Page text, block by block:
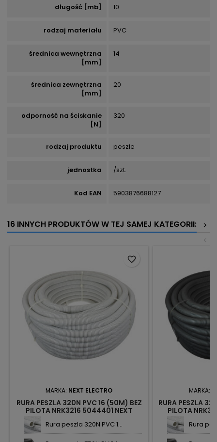
długość [mb] 10
rodzaj materiału PVC
średnica wewnętrzna
[mm]
14
średnica zewnętrzna
[mm]
20
odporność na ściskanie
[N]
320
rodzaj produktu peszle
jednostka /szt.
Kod EAN 5903876688127
16 INNYCH PRODUKTÓW W TEJ SAMEJ KATEGORII:
>
<
MARKA: NEXT ELECTRO
RURA PESZLA 320N PVC 16 (50M) BEZ
PILOTA NRK3216 5044401 NEXT
Rura peszla 320N PVC 1...
favorite_border
MARKA:
RURA PESZLA
PILOTA
Rura